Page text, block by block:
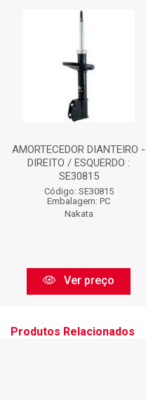
AMORTECEDOR DIANTEIRO -
DIREITO / ESQUERDO :
SE30815
Código: SE30815
Embalagem: PC
Nakata
Ver preço
Produtos Relacionados